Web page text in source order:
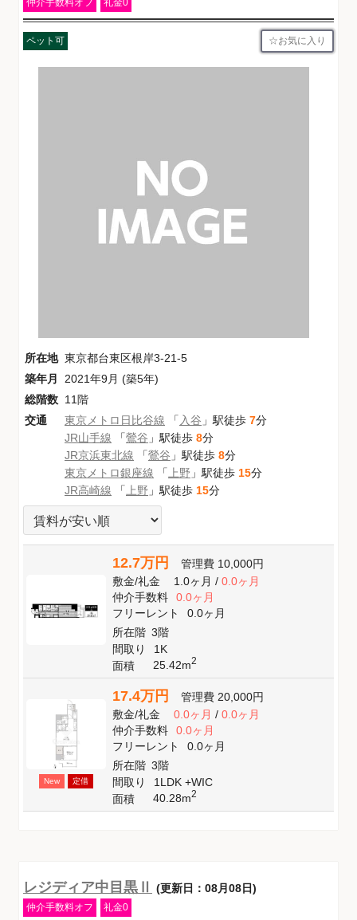
ペット可 お気に入り
所在地 東京都台東区根岸3-21-5
築年月
2021年9月 (築5年)
総階数 11階
交通
東京メトロ日比谷線 「 入谷 」駅徒歩 7分
JR山手線 「鶯谷 」駅徒歩 8分
JR京浜東北線 「鶯谷 」駅徒歩 8分
東京メトロ銀座線 「 上野 」駅徒歩 15分
JR高崎線 「 上野 」駅徒歩 15分
12.7万円 管理費 10,000円
敷金/礼金 1.0ヶ月/ 0.0ヶ月
仲介手数料
0.0ヶ月
フリーレント
0.0ヶ月
所在階 3階
間取り
1K
面積
25.42m2
New 定借
17.4万円 管理費 20,000円
敷金/礼金 0.0ヶ月/ 0.0ヶ月
仲介手数料
0.0ヶ月
フリーレント
0.0ヶ月
所在階 3階
間取り
1LDK +WIC
面積
40.28m2
レジディア中目黒Ⅱ (更新日：08月08日)
仲介手数料オフ 礼金0